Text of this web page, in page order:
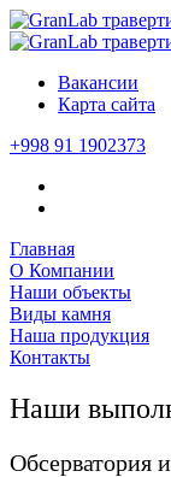
Вакансии
Карта сайта
+998 91 1902373
Главная
О Компании
Наши объекты
Виды камня
Наша продукция
Контакты
Наши
Обсерватория